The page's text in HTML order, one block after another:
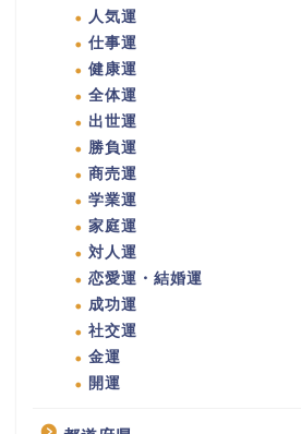
人気運
仕事運
健康運
全体運
出世運
勝負運
商売運
学業運
家庭運
対人運
恋愛運・結婚運
成功運
社交運
金運
開運